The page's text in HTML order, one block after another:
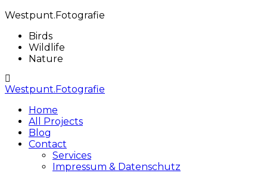
Westpunt.Fotografie
Birds
Wildlife
Nature
Westpunt.Fotografie
Home
All Projects
Blog
Contact
Services
Impressum & Datenschutz